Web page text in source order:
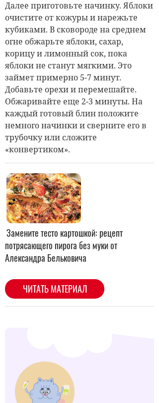
Далее приготовьте начинку. Яблоки
очистите от кожуры и нарежьте
кубиками. В сковороде на среднем
огне обжарьте яблоки, сахар,
корицу и лимонный сок, пока
яблоки не станут мягкими. Это
займет примерно 5-7 минут.
Добавьте орехи и перемешайте.
Обжаривайте еще 2-3 минуты. На
каждый готовый блин положите
немного начинки и сверните его в
трубочку или сложите
«конвертиком».